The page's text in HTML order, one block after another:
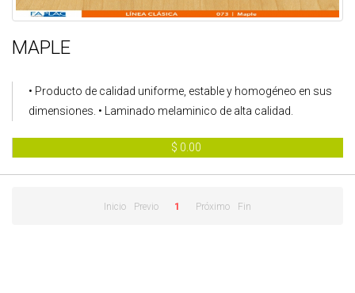
MAPLE
• Producto de calidad uniforme, estable y homogéneo en sus
dimensiones. • Laminado melaminico de alta calidad.
$ 0.00
Inicio Previo 1 Próximo Fin